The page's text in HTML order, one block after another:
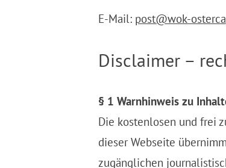
E-Mail: post@wok-
Disclaimer –
§ 1 Warnhinweis zu
Die kostenlosen und frei
dieser Webseite
zugänglichen